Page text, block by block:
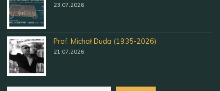
23.07.2026
Prof. Michał Duda (1935-2026)
21.07.2026